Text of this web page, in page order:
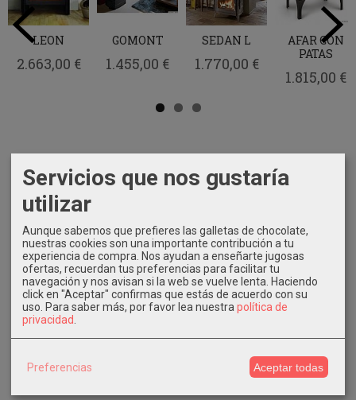
Marcas
Costes de Envío
GRATIS *
Consultar Destinos
LEON
2.663,00 €
GOMONT
1.455,00 €
SEDAN L
1.770,00 €
AFAR CON
PATAS
1.815,00 €
Servicios que nos gustaría
utilizar
Aunque sabemos que prefieres las galletas de chocolate,
nuestras cookies son una importante contribución a tu
experiencia de compra. Nos ayudan a enseñarte jugosas
ofertas, recuerdan tus preferencias para facilitar tu
navegación y nos avisan si la web se vuelve lenta. Haciendo
click en "Aceptar" confirmas que estás de acuerdo con su
uso. Para saber más, por favor lea nuestra política de
privacidad
Preferencias Aceptar todas